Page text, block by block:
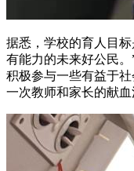
据悉，学校的育人目标
有能力的未来好公民。
积极参与一些有益于
一次教师和家长的献血